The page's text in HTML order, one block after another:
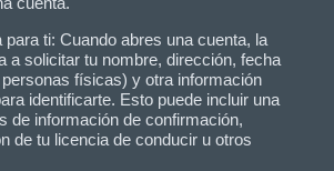
para ti: Cuando abres una cuenta, la
a solicitar tu nombre, dirección, fecha
físicas) y otra información
identificarte. Esto puede incluir una
de información de confirmación,
de tu licencia de conducir u otros